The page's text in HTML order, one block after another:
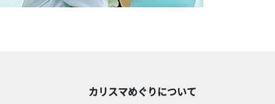
カリスマめぐりについて